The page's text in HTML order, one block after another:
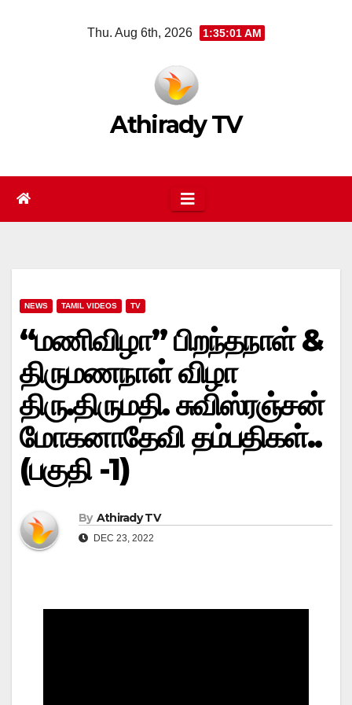
Thu. Aug 6th, 2026 1:35:02 AM
Athirady TV
NEWS TAMIL VIDEOS TV
“மணிவிழா” பிறந்தநாள் &
திருமணநாள் விழா
திரு.திருமதி. சுவிஸ்ரஞ்சன்
மோகனாதேவி தம்பதிகள்..
(பகுதி -1)
By Athirady TV
DEC 23, 2022